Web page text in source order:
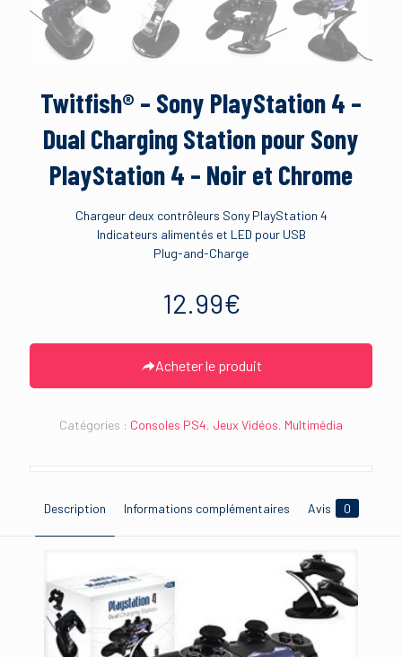
Twitfish® – Sony PlayStation 4 –
Dual Charging Station pour Sony
PlayStation 4 – Noir et Chrome
Chargeur deux contrôleurs Sony PlayStation 4
Indicateurs alimentés et LED pour USB
Plug-and-Charge
12.99€
Acheter le produit
Catégories : Consoles PS4, Jeux Vidéos, Multimédia
Description Informations complémentaires Avis 0